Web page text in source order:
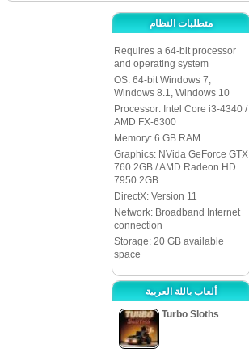
متطلبات النظام
Requires a 64-bit processor
and operating system
OS: 64-bit Windows 7,
Windows 8.1, Windows 10
Processor: Intel Core i3-4340 /
AMD FX-6300
Memory: 6 GB RAM
Graphics: NVida GeForce GTX
760 2GB / AMD Radeon HD
7950 2GB
DirectX: Version 11
Network: Broadband Internet
connection
Storage: 20 GB available
space
ألعاب باللة العربية
Turbo Sloths